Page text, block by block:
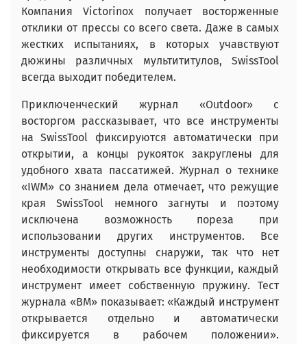
Компания Victorinox получает восторженные
отклики от прессы со всего света. Даже в самых
жестких испытаниях, в которых учавствуют
дюжины различных мультититулов, SwissTool
всегда выходит победителем.
Приключенческий журнал «Outdoor» с
восторгом рассказывает, что все инструменты
на SwissTool фиксируются автоматически при
открытии, а концы рукояток закруглены для
удобного хвата пассатижей. Журнал о технике
«IWM» со знанием дела отмечает, что режущие
края SwissTool немного загнуты и поэтому
исключена возможность пореза при
использовании других инструментов. Все
инструменты доступны снаружи, так что нет
необходимости открывать все функции, каждый
инструмент имеет собственную пружину. Тест
журнала «BM» показывает: «Каждый инструмент
открывается отдельно и автоматически
фиксируется в рабочем положении».